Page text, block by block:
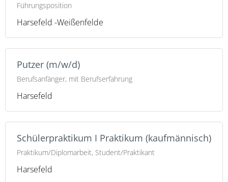
Führungsposition
Harsefeld -Weißenfelde
Putzer (m/w/d)
Berufsanfänger, mit Berufserfahrung
Harsefeld
Schülerpraktikum I Praktikum (kaufmännisch)
Praktikum/Diplomarbeit, Student/Praktikant
Harsefeld